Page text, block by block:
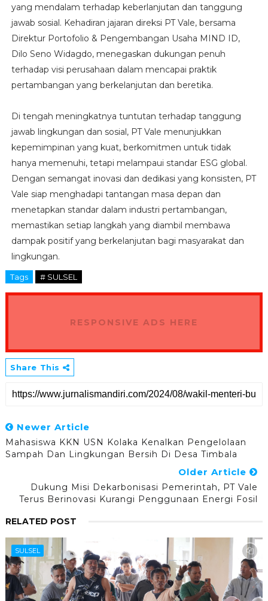
yang mendalam terhadap keberlanjutan dan tanggung
jawab sosial. Kehadiran jajaran direksi PT Vale, bersama
Direktur Portofolio & Pengembangan Usaha MIND ID,
Dilo Seno Widagdo, menegaskan dukungan penuh
terhadap visi perusahaan dalam mencapai praktik
pertambangan yang berkelanjutan dan beretika.
Di tengah meningkatnya tuntutan terhadap tanggung
jawab lingkungan dan sosial, PT Vale menunjukkan
kepemimpinan yang kuat, berkomitmen untuk tidak
hanya memenuhi, tetapi melampaui standar ESG global.
Dengan semangat inovasi dan dedikasi yang konsisten, PT
Vale siap menghadapi tantangan masa depan dan
menetapkan standar dalam industri pertambangan,
memastikan setiap langkah yang diambil membawa
dampak positif yang berkelanjutan bagi masyarakat dan
lingkungan.
Tags # SULSEL
RESPONSIVE ADS HERE
Share This
Newer Article
Mahasiswa KKN USN Kolaka Kenalkan Pengelolaan
Sampah Dan Lingkungan Bersih Di Desa Timbala
Older Article
Dukung Misi Dekarbonisasi Pemerintah, PT Vale
Terus Berinovasi Kurangi Penggunaan Energi Fosil
RELATED POST
SULSEL